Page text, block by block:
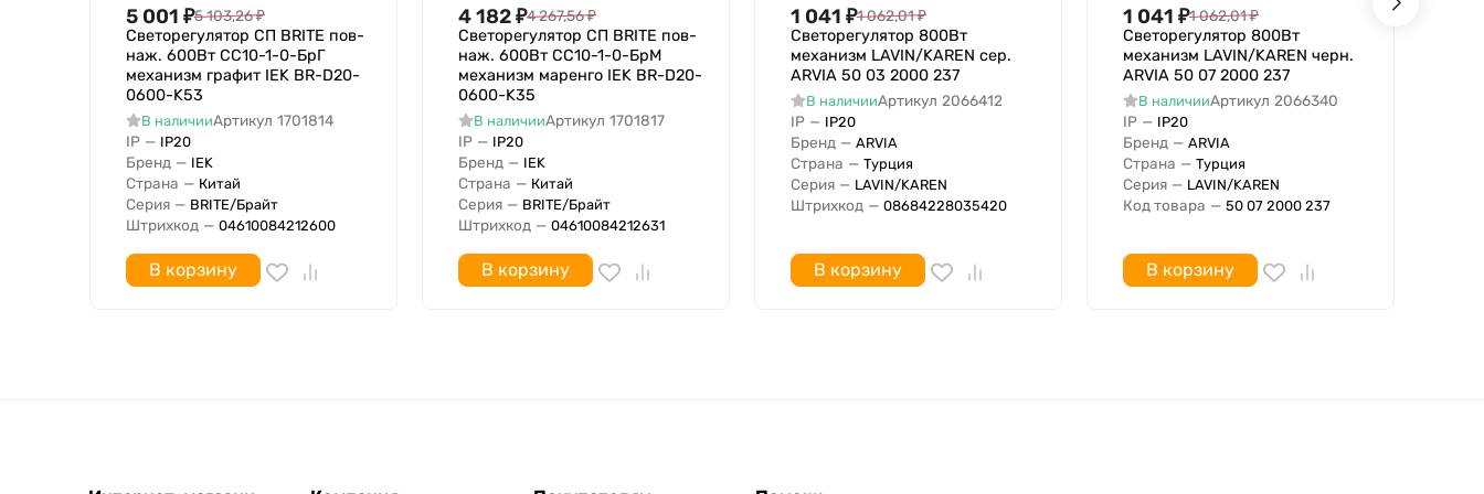
Сечение жил (суммарное) по
Ширина устройства
73.8 мм
Высота устройства
44.3 мм
Глубина устройства
73.8 мм
Количество модулей (модульная система)
Диммирование с отсечкой фазы по заднему фронту
Диммирование с отсечкой фазы по переднему фронту
Минимальная глубина встроенной монтажной коробки
Управление через Bluetooth
5 001 ₽5 103,26₽
Светорегулятор СП BRITE пов-
наж. 600Вт СС10-1-0-БрГ
механизм графит IEK BR-D20-
0600-K53
В наличииАртикул 1701814
IP — IP20
Бренд — IEK
Страна — Китай
Серия — BRITE/Брайт
Штрихкод — 04610084212600
В корзину
4 182₽4 267,56₽
Светорегулятор СП BRITE пов-
наж. 600Вт СС10-1-0-БрМ
механизм маренго IEK BR-D20-
0600-K35
В наличииАртикул 1701817
IP — IP20
Бренд — IEK
Страна — Китай
Серия — BRITE/Брайт
Штрихкод — 04610084212631
В корзину
1 041 ₽1 062,01₽
Светорегулятор 800Вт
механизм LAVIN/KAREN сер.
ARVIA 50 03 2000 237
В наличииАртикул 2066412
IP — IP20
Бренд — ARVIA
Страна — Турция
Серия — LAVIN/KAREN
Штрихкод — 08684228035420
В корзину
1 041 ₽1 062,01₽
Светорегулятор 800Вт
механизм LAVIN/KAREN черн.
ARVIA 50 07 2000 237
В наличииАртикул 2066340
IP — IP20
Бренд — ARVIA
Страна — Турция
Серия — LAVIN/KAREN
Код товара — 50 07 2000 237
В корзину